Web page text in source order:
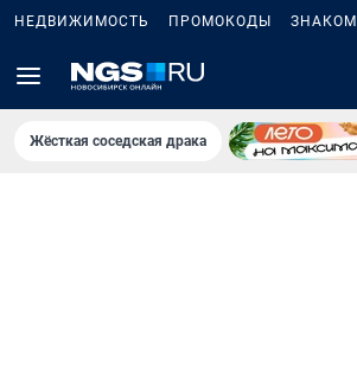
НЕДВИЖИМОСТЬ ПРОМОКОДЫ
Жёсткая соседская драка